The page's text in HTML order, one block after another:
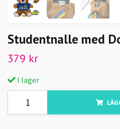
Studentnalle med
379 kr
I lager